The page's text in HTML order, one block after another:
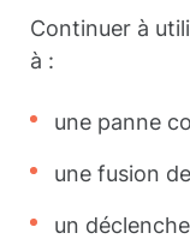
Continuer à
à :
une panne
une fusion
un